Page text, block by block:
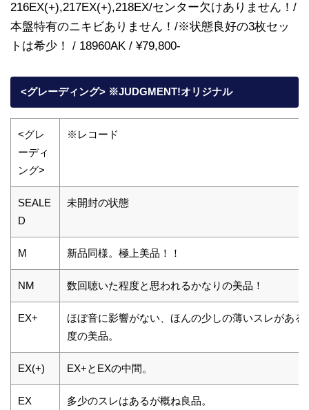
216EX(+),217EX(+),218EX/センター欠けありません！/
本盤特有のニキビありません！/※状態良好の3枚セッ
トは希少！ / 18960AK / ¥79,800-
<グレーディング> ※JUDGMENT!オリジナル
<グレ
ーディ
ング>
※レコード
SEALE
D
未開封の状態
M 新品同様。極上美品！！
NM 数回聴いた程度と思われるかなりの美品！
EX+
ほぼ音に影響がない、ほんの少しの薄いスレがある
度の美品。
EX(+) EX+とEXの中間。
EX 多少のスレはあるが概ね良品。